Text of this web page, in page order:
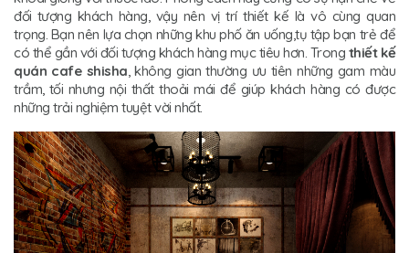
đối tượng khách hàng, vậy nên vị trí thiết kế là vô cùng quan
trọng. Bạn nên lựa chọn những khu phố ăn uống,tụ tập bạn trẻ để
có thể gần với đối tượng khách hàng mục tiêu hơn. Trong thiết kế
quán cafe shisha , không gian thường ưu tiên những gam màu
trầm, tối nhưng nội thất thoải mái để giúp khách hàng có được
những trải nghiệm tuyệt vời nhất.